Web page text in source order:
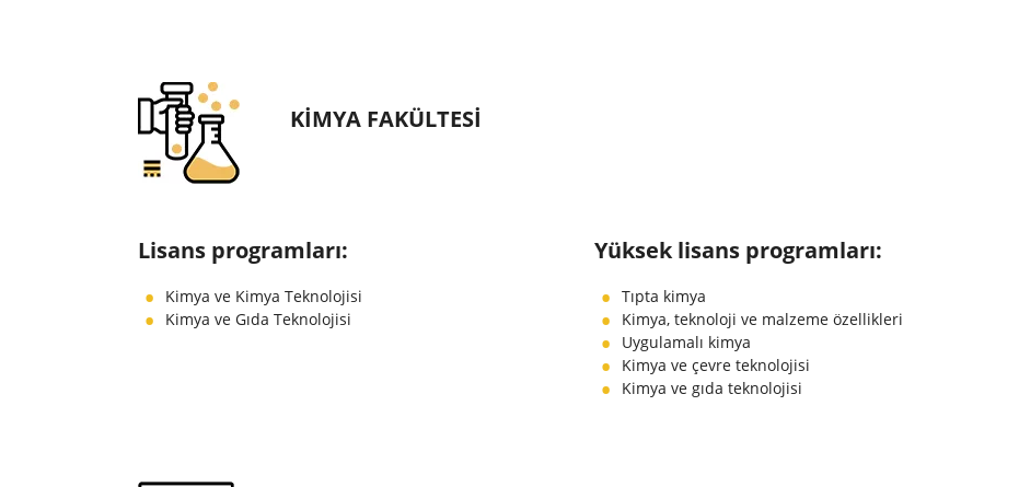
KIMYA FAKÜLTESI
Lisans programları:
Kimya ve Kimya Teknolojisi
Kimya ve Gıda Teknolojisi
Yüksek lisans programları:
Tıpta kimya
Kimya, teknoloji ve malzeme özellikleri
Uygulamalı kimya
Kimya ve çevre teknolojisi
Kimya ve gıda teknolojisi